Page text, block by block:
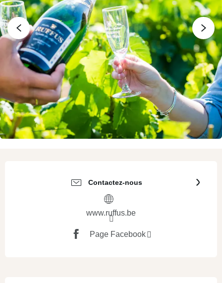
Contactez-nous
www.ruffus.be
Page Facebook